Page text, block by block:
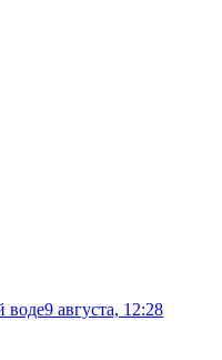
воде9 августа, 12:28